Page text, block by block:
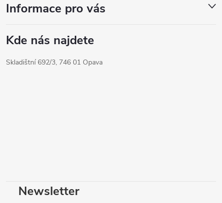
Informace pro vás
Kde nás najdete
Skladištní 692/3, 746 01 Opava
Newsletter